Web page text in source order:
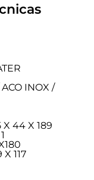
INOX /
44 X 189
117